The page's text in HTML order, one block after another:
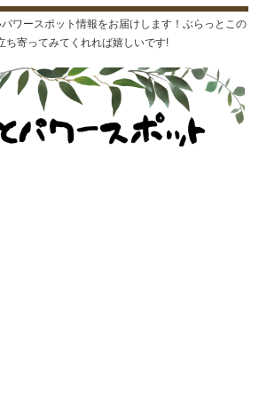
ワースポット情報をお届けします！ぶらっとこの
ち寄ってみてくれれば嬉しいです!